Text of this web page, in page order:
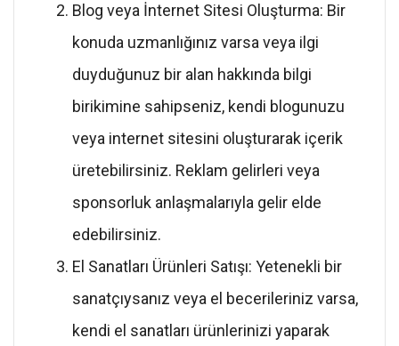
Blog veya İnternet Sitesi Oluşturma: Bir
konuda uzmanlığınız varsa veya ilgi
duyduğunuz bir alan hakkında bilgi
birikimine sahipseniz, kendi blogunuzu
veya internet sitesini oluşturarak içerik
üretebilirsiniz. Reklam gelirleri veya
sponsorluk anlaşmalarıyla gelir elde
edebilirsiniz.
El Sanatları Ürünleri Satışı: Yetenekli bir
sanatçıysanız veya el becerileriniz varsa,
kendi el sanatları ürünlerinizi yaparak